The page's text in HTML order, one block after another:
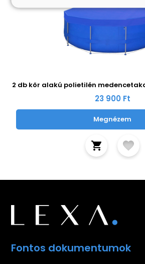
2 db kör alakú polietilén
23 900 Ft
Megnézem
Fontos dokumentumok